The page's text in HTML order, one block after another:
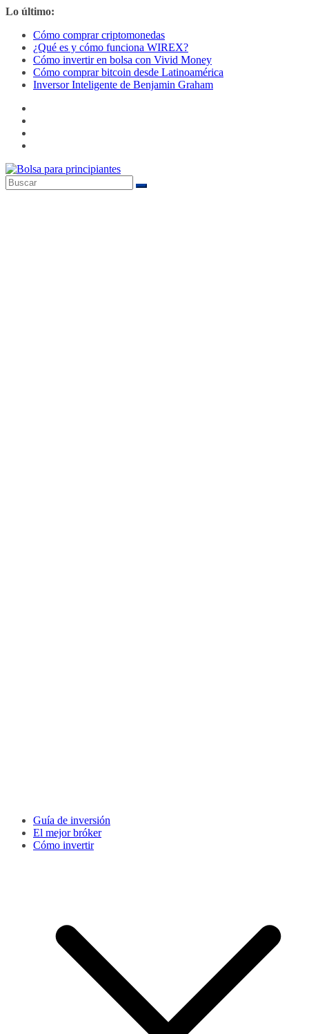
Saltar
contenido
Lo último:
Cómo comprar criptomonedas
¿Qué es y cómo funciona WIREX?
Cómo invertir en bolsa con Vivid Money
Cómo comprar bitcoin desde Latinoamérica
Inversor Inteligente de Benjamin Graham
Guía de inversión
El mejor bróker
Cómo invertir